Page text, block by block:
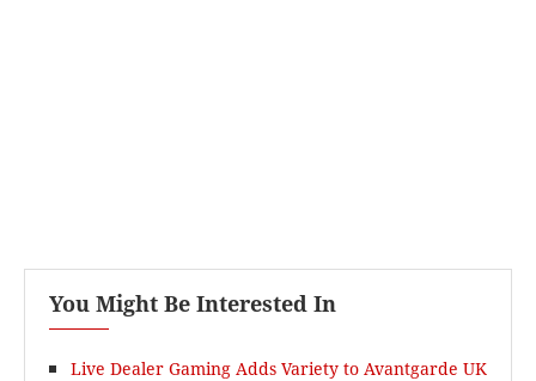
You Might Be Interested In
Live Dealer Gaming Adds Variety to Avantgarde UK